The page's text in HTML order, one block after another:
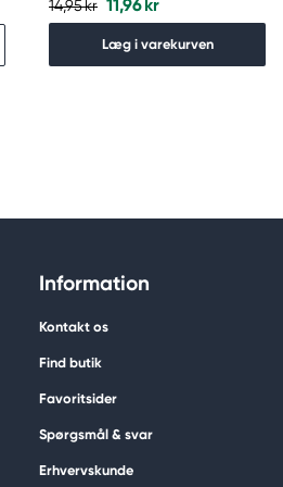
14,95 kr 11,96 kr
Læg i varekurven
Information
Kontakt os
Find butik
Favoritsider
Spørgsmål & svar
Erhvervskunde